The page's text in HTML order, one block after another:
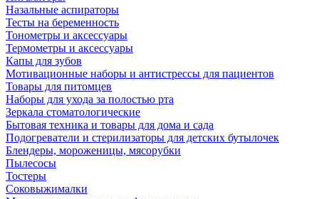
Назальные аспираторы
Тесты на беременность
Тонометры и аксессуары
Термометры и аксессуары
Капы для зубов
Мотивационные наборы и антистрессы для пациентов
Товары для питомцев
Наборы для ухода за полостью рта
Зеркала стоматологические
Бытовая техника и товары для дома и сада
Подогреватели и стерилизаторы для детских бутылочек
Блендеры, мороженицы, мясорубки
Пылесосы
Тостеры
Соковыжималки